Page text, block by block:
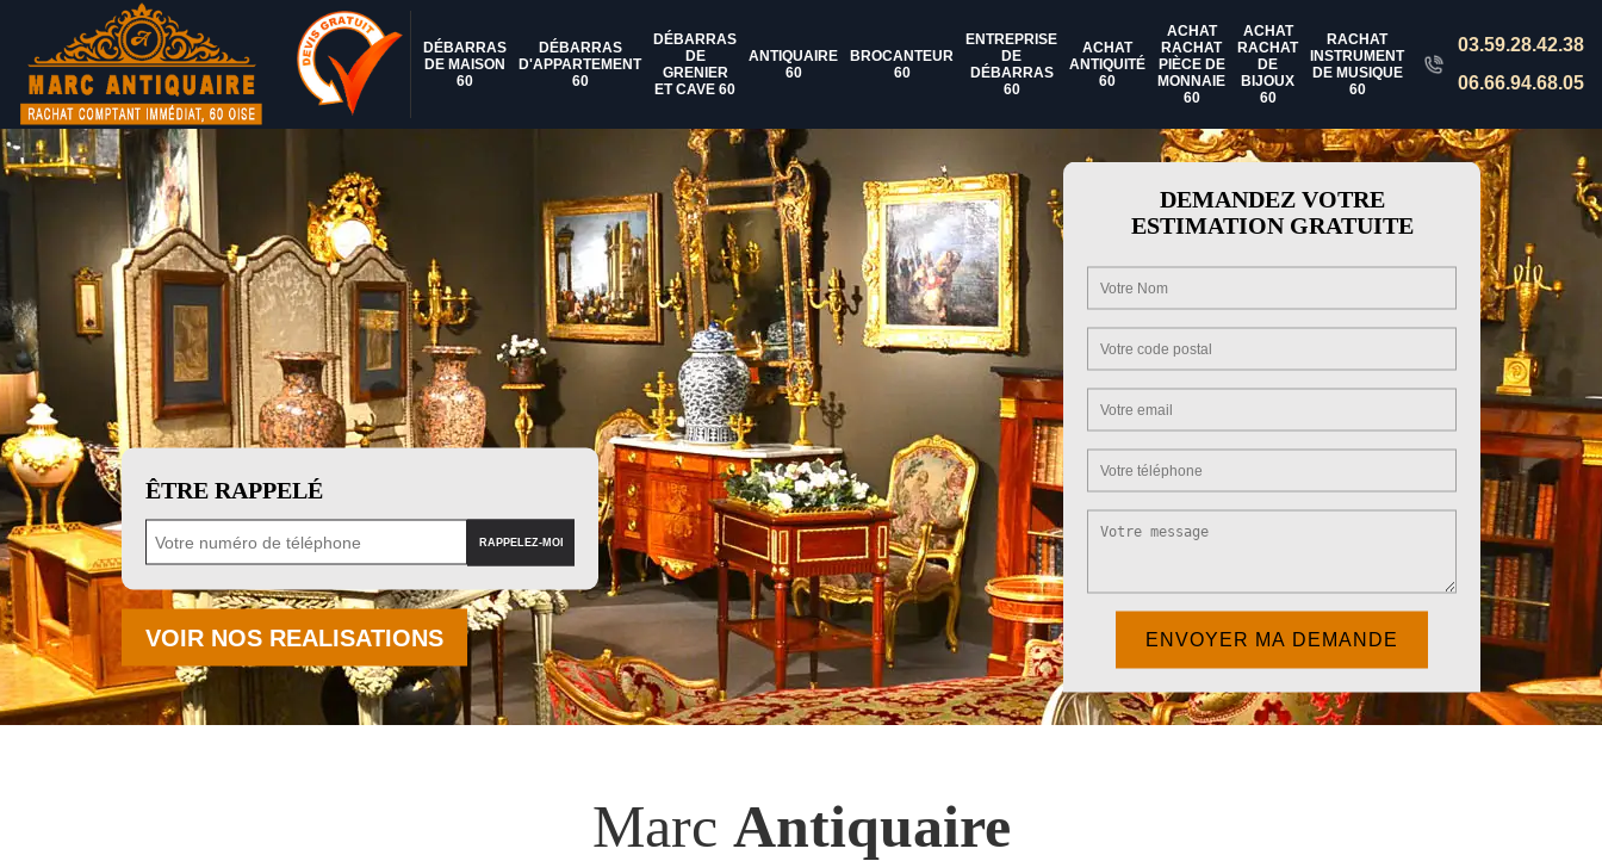
DÉBARRAS
DE MAISON
60
DÉBARRAS
D'APPARTEMENT
60
DÉBARRAS
DE
GRENIER
ET CAVE 60
ANTIQUAIRE
60
BROCANTEUR
60
ENTREPRISE
DE
DÉBARRAS
60
ACHAT
ANTIQUITÉ
60
ACHAT
RACHAT
PIÈCE DE
MONNAIE
60
ACHAT
RACHAT
DE
BIJOUX
60
RACHAT
INSTRUMENT
DE MUSIQUE
60
03.59.28.42.38
06.66.94.68.05
ÊTRE RAPPELÉ
VOIR NOS REALISATIONS
DEMANDEZ VOTRE
ESTIMATION GRATUITE
Marc Antiquaire